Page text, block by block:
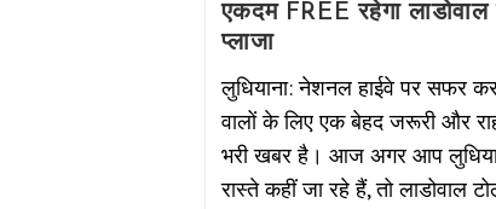
एकदम FREE रहेगा लाडोवाल
प्लाजा
लुधियाना: नेशनल हाईवे पर सफर
वालों के लिए एक बेहद जरूरी और
भरी खबर है। आज अगर आप
रास्ते कहीं जा रहे हैं, तो लाडोवाल